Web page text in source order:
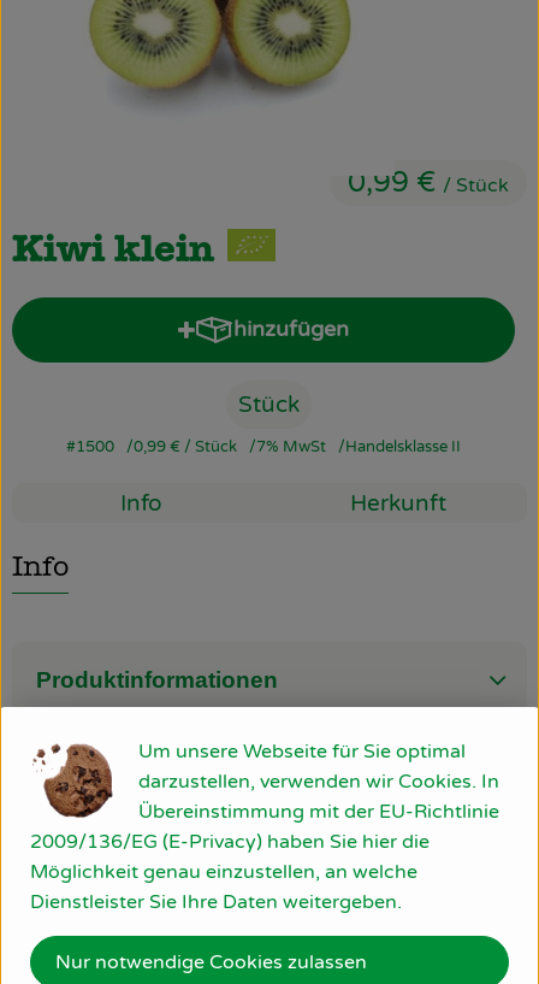
Obst & Gemüse
Käsetheke
Tiefkühlprodukte
So geht’s
Blog
Rezepte
Kiwi klein
0,99 € / Stück
hinzufügen
Produkt zum Warenkorb
Stück
#1500 0,99 € / Stück 7% MwSt Handelsklasse II
Info Herkunft
Info
Produktinformationen
Verwendet oder empfohlen bei
Grüner Smoothie
Um unsere Webseite für Sie optimal
darzustellen, verwenden wir Cookies. In
Übereinstimmung mit der EU-Richtlinie
2009/136/EG (E-Privacy) haben Sie hier die
Möglichkeit genau einzustellen, an welche
Dienstleister Sie Ihre Daten weitergeben.
Nur notwendige Cookies zulassen